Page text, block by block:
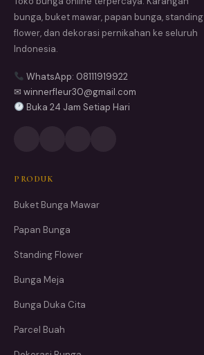
bunga, buket mawar, papan bunga, standing
flower, dan dekorasi pernikahan ke seluruh
Indonesia.
WhatsApp: 08111919922
✉ winnerfleur30@gmail.com
Buka 24 Jam Setiap Hari
PRODUK
Buket Bunga Mawar
Papan Bunga
Standing Flower
Bunga Meja
Bunga Duka Cita
Parcel Buah